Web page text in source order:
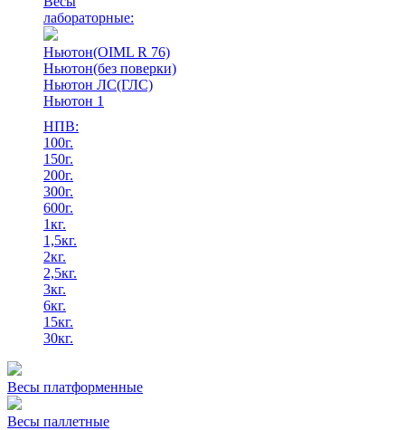
лабораторные:
Ньютон(OIML R 76)
Ньютон(без поверки)
Ньютон ЛС(ГЛС)
Ньютон 1
НПВ:
100г.
150г.
200г.
300г.
600г.
1кг.
1,5кг.
2кг.
2,5кг.
3кг.
6кг.
15кг.
30кг.
Весы платформенные
Весы паллетные